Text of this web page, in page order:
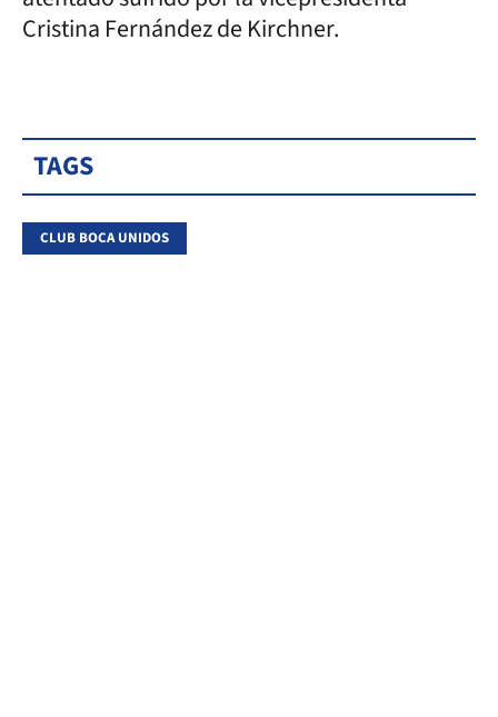
Cristina Fernández de Kirchner.
TAGS
CLUB BOCA UNIDOS